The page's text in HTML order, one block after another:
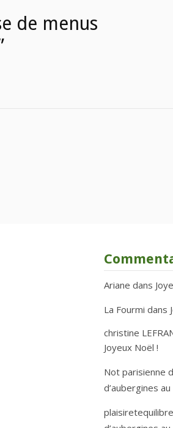
de menus
Ariane dans
La Fourmi dans
christine
Joyeux Noël !
Not parisienne
d’aubergines
plaisiretequilibre